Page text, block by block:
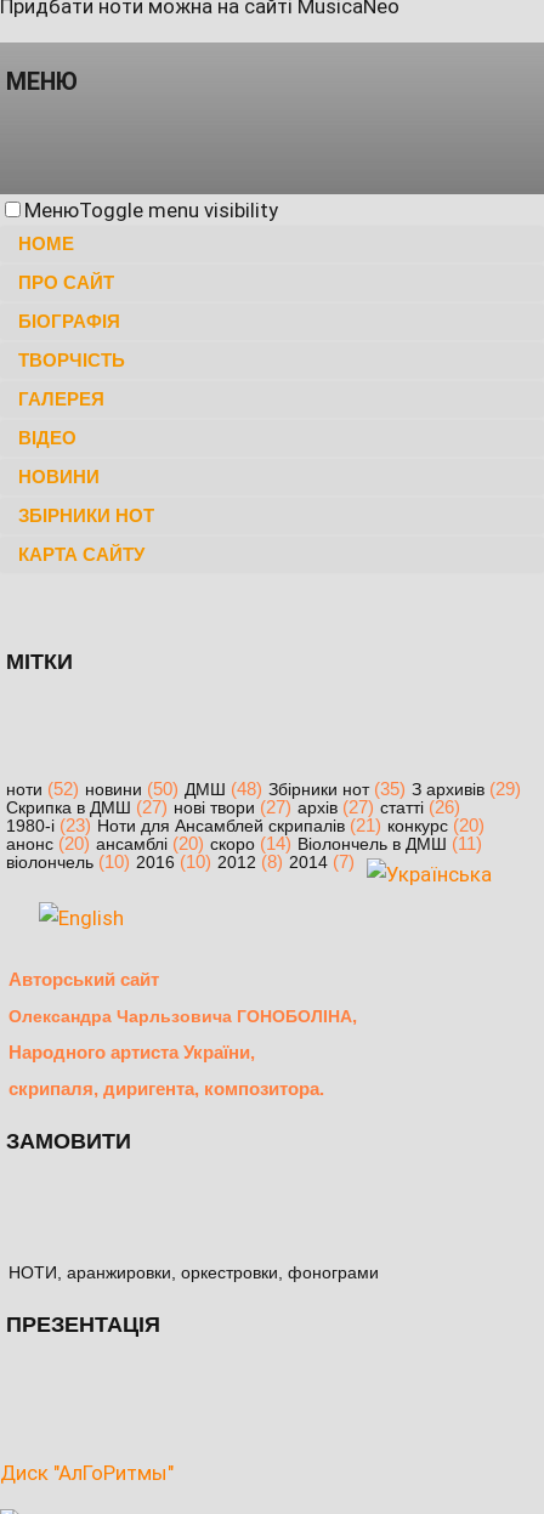
Придбати ноти можна на сайті MusicaNeo
МЕНЮ
МенюToggle menu visibility
HOME
ПРО САЙТ
БІОГРАФІЯ
ТВОРЧІСТЬ
ГАЛЕРЕЯ
ВІДЕО
НОВИНИ
ЗБІРНИКИ НОТ
КАРТА САЙТУ
МІТКИ
ноти (52) новини (50) ДМШ (48) Збірники нот(35) З архивів (29)
Скрипка в ДМШ (27) нові твори (27) архів (27) статті (26)
1980-і (23) Ноти для Ансамблей скрипалів (21) конкурс (20)
анонс (20) ансамблі (20) скоро (14) Віолончель в ДМШ (11)
віолончель (10) 2016 (10) 2012 (8) 2014 (7)
Авторський сайт
Олександра Чарльзовича ГОНОБОЛІНА,
Народного артиста України,
скрипаля, диригента, композитора.
ЗАМОВИТИ
НОТИ, аранжировки, оркестровки, фонограми
ПРЕЗЕНТАЦІЯ
Диск "АлГоРитмы"